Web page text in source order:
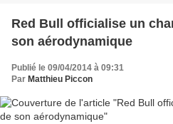
Red Bull officialise un
son aérodynamique
Publié le 09/04/2014 à 09:31
Par Matthieu Piccon